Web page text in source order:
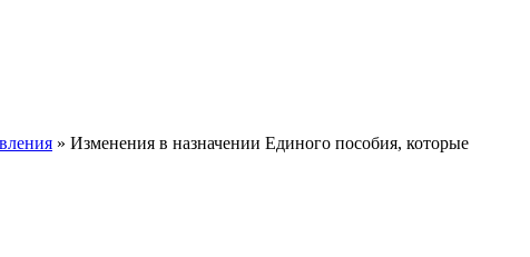
» Изменения в назначении Единого пособия, которые